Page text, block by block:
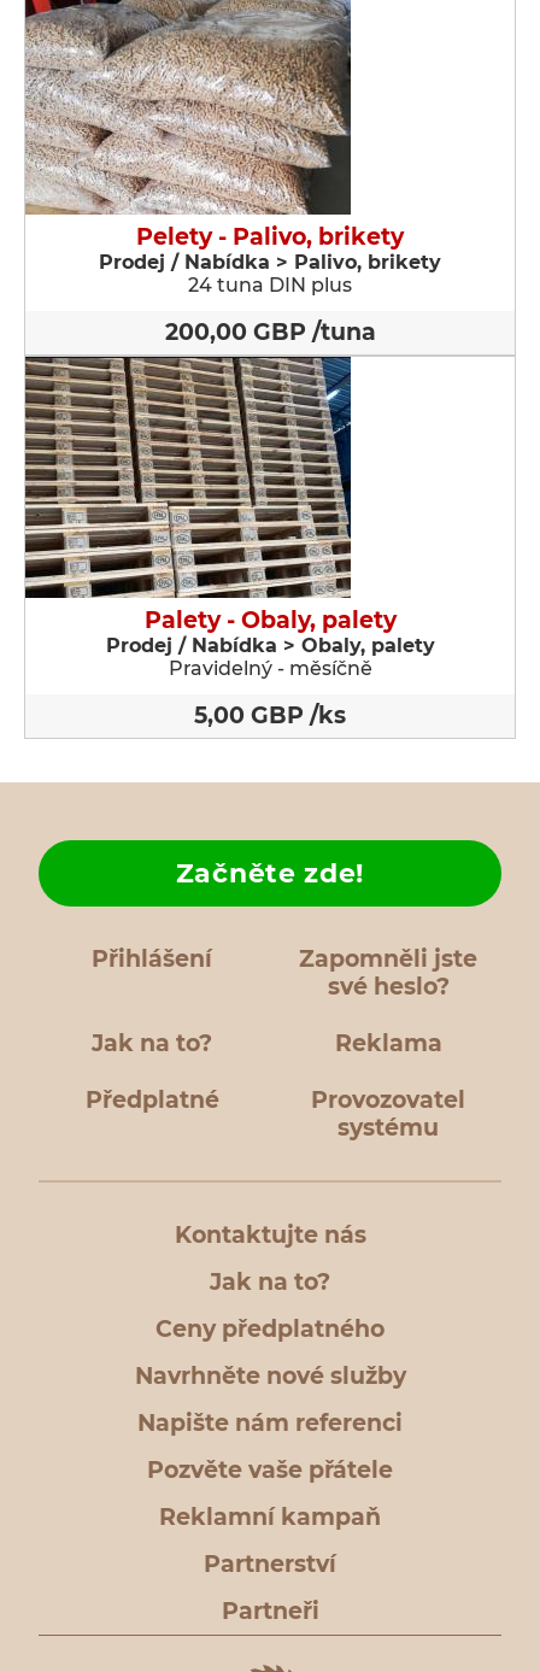
Pelety - Palivo, brikety
Prodej / Nabídka > Palivo, brikety
24 tuna DIN plus
200,00 GBP /tuna
Palety - Obaly, palety
Prodej / Nabídka > Obaly, palety
Pravidelný - měsíčně
5,00 GBP /ks
Přihlášení
Zapomněli jste
své heslo?
Jak na to?
Začněte zde!
Reklama
Předplatné
Provozovatel
systému
Kontaktujte nás
Jak na to?
Ceny předplatného
Navrhněte nové služby
Napište nám referenci
Pozvěte vaše přátele
Reklamní kampaň
Partnerství
Partneři